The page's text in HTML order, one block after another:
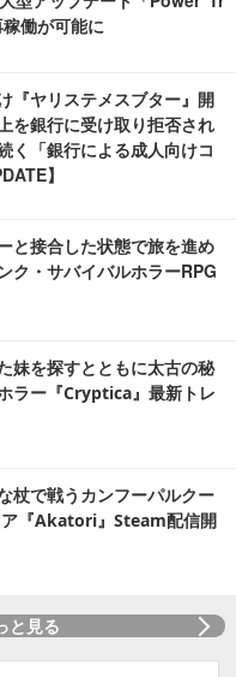
働が可能に
『ヤリステメスブター』開
を銀行に受け取り拒否され
く「銀行による成人向けコ
】
と接合した状態で旅を進め
ク・サバイバルホラーRPG
妹を探すとともに太古の秘
ラー『Cryptica』最新トレ
杖で戦うカンフーパルクー
ア『Akatori』Steam配信開
と見る